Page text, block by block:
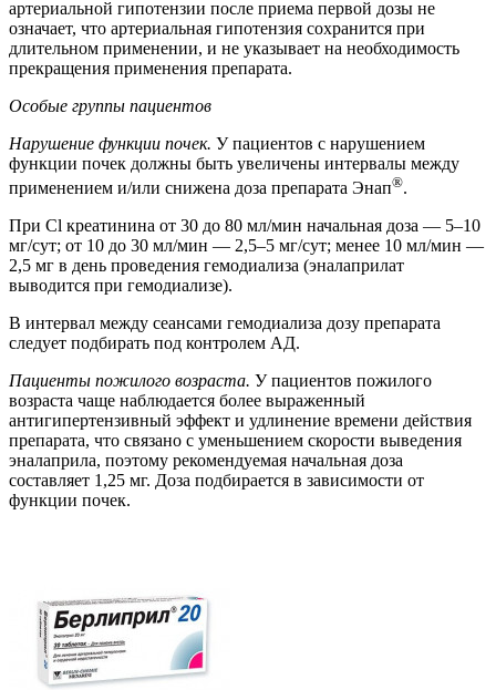
артериальной гипотензии после приема первой дозы не
означает, что артериальная гипотензия сохранится при
длительном применении, и не указывает на необходимость
прекращения применения препарата.
Особые группы пациентов
Нарушение функции почек. У пациентов с нарушением
функции почек должны быть увеличены интервалы между
применением и/или снижена доза препарата Энап®.
При Cl креатинина от 30 до 80 мл/мин начальная доза — 5–10
мг/сут; от 10 до 30 мл/мин — 2,5–5 мг/сут; менее 10 мл/мин —
2,5 мг в день проведения гемодиализа (эналаприлат
выводится при гемодиализе).
В интервал между сеансами гемодиализа дозу препарата
следует подбирать под контролем АД.
Пациенты пожилого возраста. У пациентов пожилого
возраста чаще наблюдается более выраженный
антигипертензивный эффект и удлинение времени действия
препарата, что связано с уменьшением скорости выведения
эналаприла, поэтому рекомендуемая начальная доза
составляет 1,25 мг. Доза подбирается в зависимости от
функции почек.